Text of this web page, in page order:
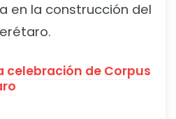
en la construcción del
celebración de Corpus